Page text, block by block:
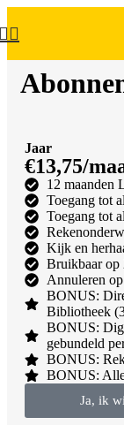
Jaar
€13,75/
12 maanden
Toegang tot
Toegang tot
Kijk en
Bruikbaar op
Annuleren
BONUS:
Bibliotheek
BONUS:
gebundeld
BONUS:
BONUS:
Ja, ik